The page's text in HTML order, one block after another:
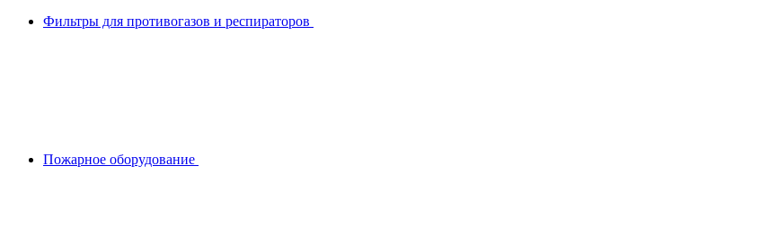
Фильтры для противогазов и респираторов
Пожарное оборудование